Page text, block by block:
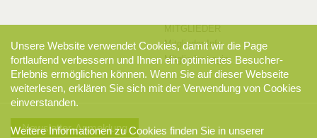
Mitglieder-Info
Mitglieder-Login
Newsletter-Anmeldung
Unsere Website verwendet Cookies, damit wir die Page
fortlaufend verbessern und Ihnen ein optimiertes Besucher-
Erlebnis ermöglichen können. Wenn Sie auf dieser Webseite
weiterlesen, erklären Sie sich mit der Verwendung von Cookies
einverstanden.
Weitere Informationen zu Cookies finden Sie in unserer